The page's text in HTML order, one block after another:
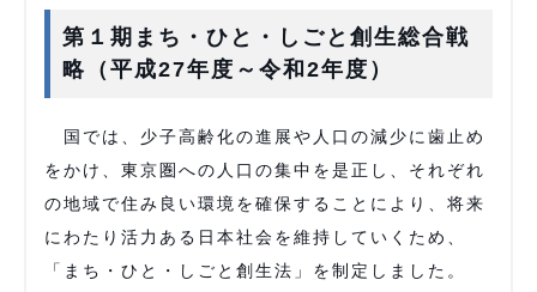
第１期まち・ひと・しごと創生総合戦
略（平成27年度～令和2年度）
国では、少子高齢化の進展や人口の減少に歯止め
をかけ、東京圏への人口の集中を是正し、それぞれ
の地域で住み良い環境を確保することにより、将来
にわたり活力ある日本社会を維持していくため、
「まち・ひと・しごと創生法」を制定しました。